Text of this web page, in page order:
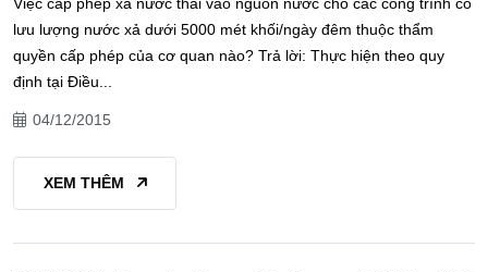
lưu lượng nước xả dưới 5000 mét khối/ngày đêm thuộc thẩm
quyền cấp phép của cơ quan nào? Trả lời: Thực hiện theo quy
định tại Điều...
04/12/2015
XEM THÊM